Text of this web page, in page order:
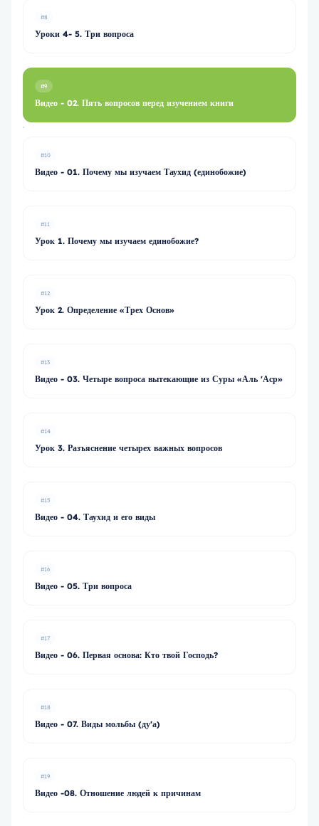
#8
Уроки 4- 5. Три вопроса
#9
Видео - 02. Пять вопросов перед изучением книги
#10
Видео - 01. Почему мы изучаем Таухид (единобожие)
#11
Урок 1. Почему мы изучаем единобожие?
#12
Урок 2. Определение «Трех Основ»
#13
Видео - 03. Четыре вопроса вытекающие из Суры «Аль 'Аср»
#14
Урок 3. Разъяснение четырех важных вопросов
#15
Видео - 04. Таухид и его виды
#16
Видео - 05. Три вопроса
#17
Видео - 06. Первая основа: Кто твой Господь?
#18
Видео - 07. Виды мольбы (ду'а)
#19
Видео -08. Отношение людей к причинам